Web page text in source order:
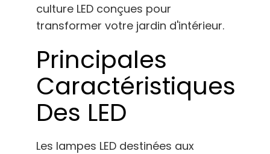
culture LED conçues pour
transformer votre jardin d'intérieur.
Principales
Caractéristiques
Des LED
Les lampes LED destinées aux